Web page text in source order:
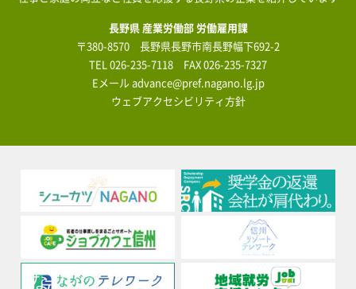
長野県 産業労働部 労働雇用課
〒380-8570 長野県長野市南長野幅下692-2
TEL026-235-7118 FAX 026-235-7327
Eメールadvance@pref.nagano.lg.jp
ウェブアクセシビリティ方針